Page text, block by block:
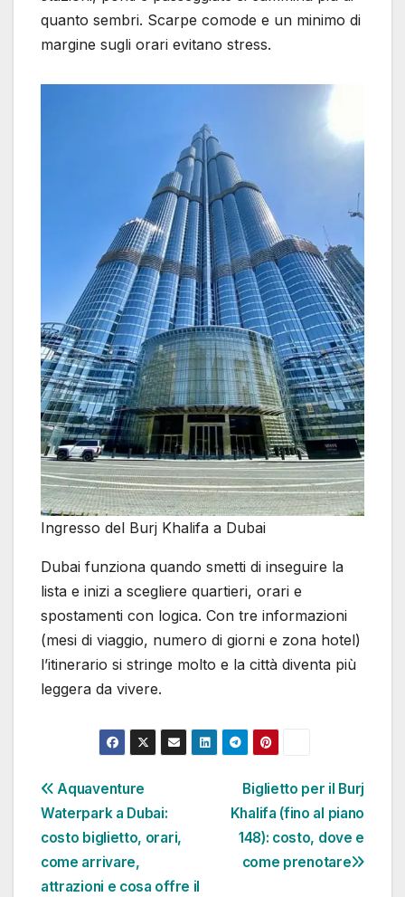
quanto sembri. Scarpe comode e un minimo di
margine sugli orari evitano stress.
Ingresso del Burj Khalifa a Dubai
Dubai funziona quando smetti di inseguire la
lista e inizi a scegliere quartieri, orari e
spostamenti con logica. Con tre informazioni
(mesi di viaggio, numero di giorni e zona hotel)
l’itinerario si stringe molto e la città diventa più
leggera da vivere.
Navigazione
articoli
Biglietto per il Burj
Khalifa (fino al piano
148): costo, dove e
come prenotare
Aquaventure
Waterpark a Dubai:
costo biglietto, orari,
come arrivare,
attrazioni e cosa offre il